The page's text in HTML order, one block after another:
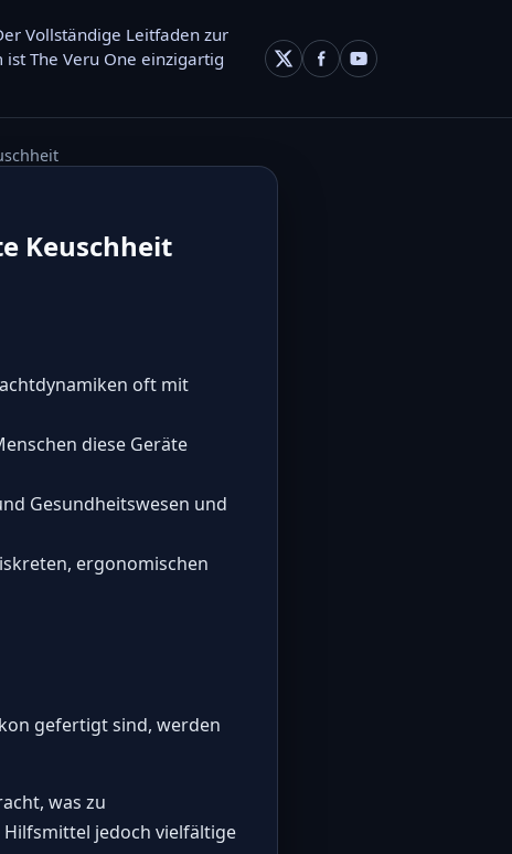
Vollständige Leitfaden zur
The Veru One einzigartig
Keuschheit
oft mit
diese Geräte
Gesundheitswesen und
ergonomischen
gefertigt sind, werden
was zu
jedoch vielfältige